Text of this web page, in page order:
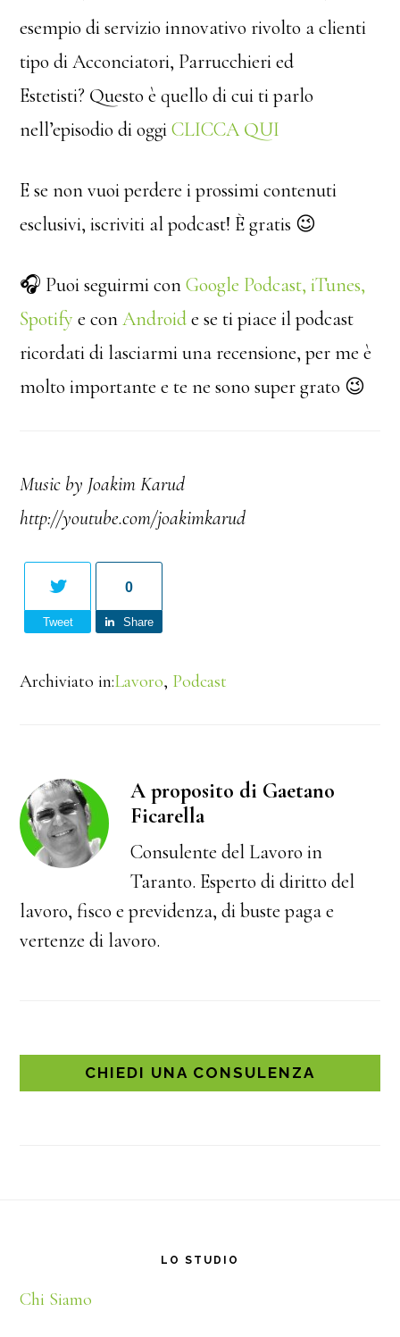
esempio di servizio innovativo rivolto a clienti
tipo di Acconciatori, Parrucchieri ed
Estetisti? Questo è quello di cui ti parlo
nell’episodio di oggiCLICCA QUI
E se non vuoi perdere i prossimi contenuti
esclusivi, iscriviti al podcast! È gratis 😉
🎧 Puoi seguirmi conGoogle Podcast,iTunes,
Spotify e conAndroide se ti piace il podcast
ricordati di lasciarmi una recensione, per me è
molto importante e te ne sono super grato 😉
Music by Joakim Karud
http://youtube.com/joakimkarud
Tweet
0
Share
Archiviato in:Lavoro, Podcast
A proposito di Gaetano
Ficarella
Consulente del Lavoro in
Taranto. Esperto di diritto del
lavoro, fisco e previdenza, di buste paga e
vertenze di lavoro.
CHIEDI UNA CONSULENZA
LO STUDIO
Chi Siamo